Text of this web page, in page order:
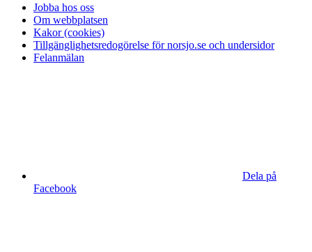
Jobba hos oss
Om webbplatsen
Kakor (cookies)
Tillgänglighetsredogörelse för norsjo.se och undersidor
Felanmälan
Dela på
Facebook